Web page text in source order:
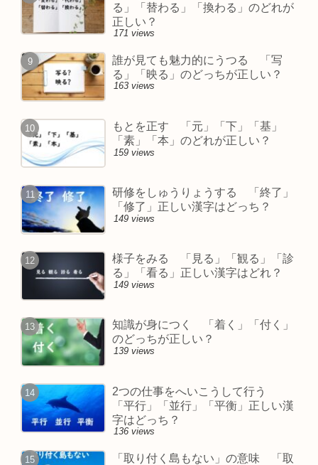
る」「替わる」「換わる」のどれが
正しい？
171 views
誰が見ても魅力的にうつる 「写
る」「映る」のどっちが正しい？
163 views
もとを正す 「元」「下」「基」
「素」「本」のどれが正しい？
159 views
研修をしゅうりょうする 「終了」
「修了」正しい漢字はどっち？
149 views
様子をみる 「見る」「観る」「診
る」「看る」正しい漢字はどれ？
149 views
知識が身につく 「着く」「付く」
のどっちが正しい？
139 views
2つの仕事をへいこうして行う
「平行」「並行」「平衡」正しい漢
字はどっち？
136 views
「取り付く島もない」の意味 「取